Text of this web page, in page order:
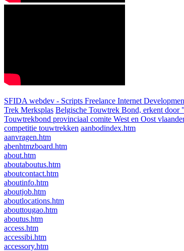
SFIDA webdev - Scripts Freelance Internet
Trek Merksplas Belgische Touwtrek Bond, erkent
Touwtrekbond provinciaal comite West en Oost
competitie touwtrekken aanbodindex.htm
aanvragen.htm
abenhtmzboard.htm
about.htm
aboutaboutus.htm
aboutcontact.htm
aboutinfo.htm
aboutjob.htm
aboutlocations.htm
abouttougao.htm
aboutus.htm
access.htm
accessibi.htm
accessory.htm